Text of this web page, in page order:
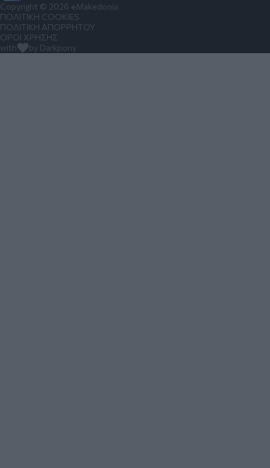
Copyright © 2026 eMakedonia
ΠΟΛΙΤΙΚΗ COOKIES
ΠΟΛΙΤΙΚΗ ΑΠΟΡΡΗΤΟΥ
ΟΡΟΙ ΧΡΗΣΗΣ
with
by Darkpony